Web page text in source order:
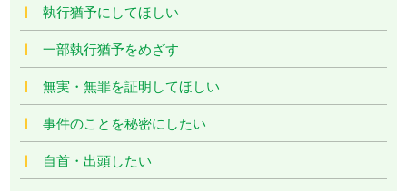
執行猶予にしてほしい
一部執行猶予をめざす
無実・無罪を証明してほしい
事件のことを秘密にしたい
自首・出頭したい